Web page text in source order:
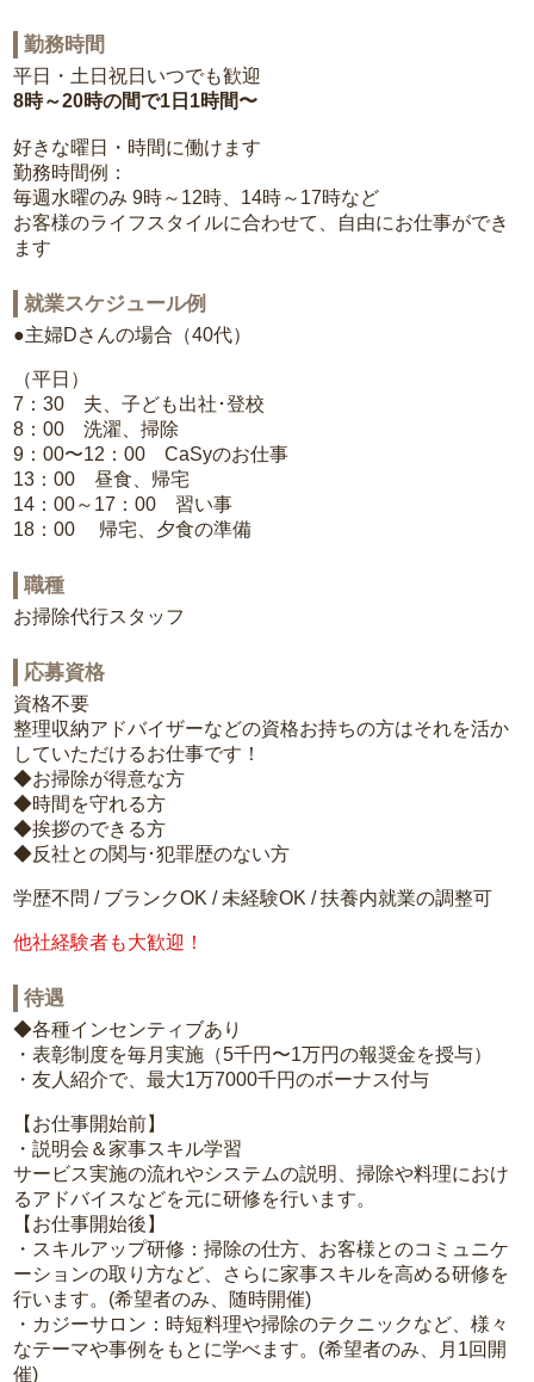
勤務時間
平日・土日祝日いつでも歓迎
8時～20時の間で1日1時間〜
好きな曜日・時間に働けます
勤務時間例：
毎週水曜のみ 9時～12時、14時～17時など
お客様のライフスタイルに合わせて、自由にお仕事ができ
ます
就業スケジュール例
●主婦Dさんの場合（40代）
（平日）
7：30 夫、子ども出社･登校
8：00 洗濯、掃除
9：00〜12：00 CaSyのお仕事
13：00 昼食、帰宅
14：00～17：00 習い事
18：00 帰宅、夕食の準備
職種
お掃除代行スタッフ
応募資格
資格不要
整理収納アドバイザーなどの資格お持ちの方はそれを活か
していただけるお仕事です！
◆お掃除が得意な方
◆時間を守れる方
◆挨拶のできる方
◆反社との関与･犯罪歴のない方
学歴不問 / ブランクOK / 未経験OK / 扶養内就業の調整可
他社経験者も大歓迎！
待遇
◆各種インセンティブあり
・表彰制度を毎月実施（5千円〜1万円の報奨金を授与）
・友人紹介で、最大1万7000千円のボーナス付与
【お仕事開始前】
・説明会＆家事スキル学習
サービス実施の流れやシステムの説明、掃除や料理におけ
るアドバイスなどを元に研修を行います。
【お仕事開始後】
・スキルアップ研修：掃除の仕方、お客様とのコミュニケ
ーションの取り方など、さらに家事スキルを高める研修を
行います。(希望者のみ、随時開催)
・カジーサロン：時短料理や掃除のテクニックなど、様々
なテーマや事例をもとに学べます。(希望者のみ、月1回開
催)